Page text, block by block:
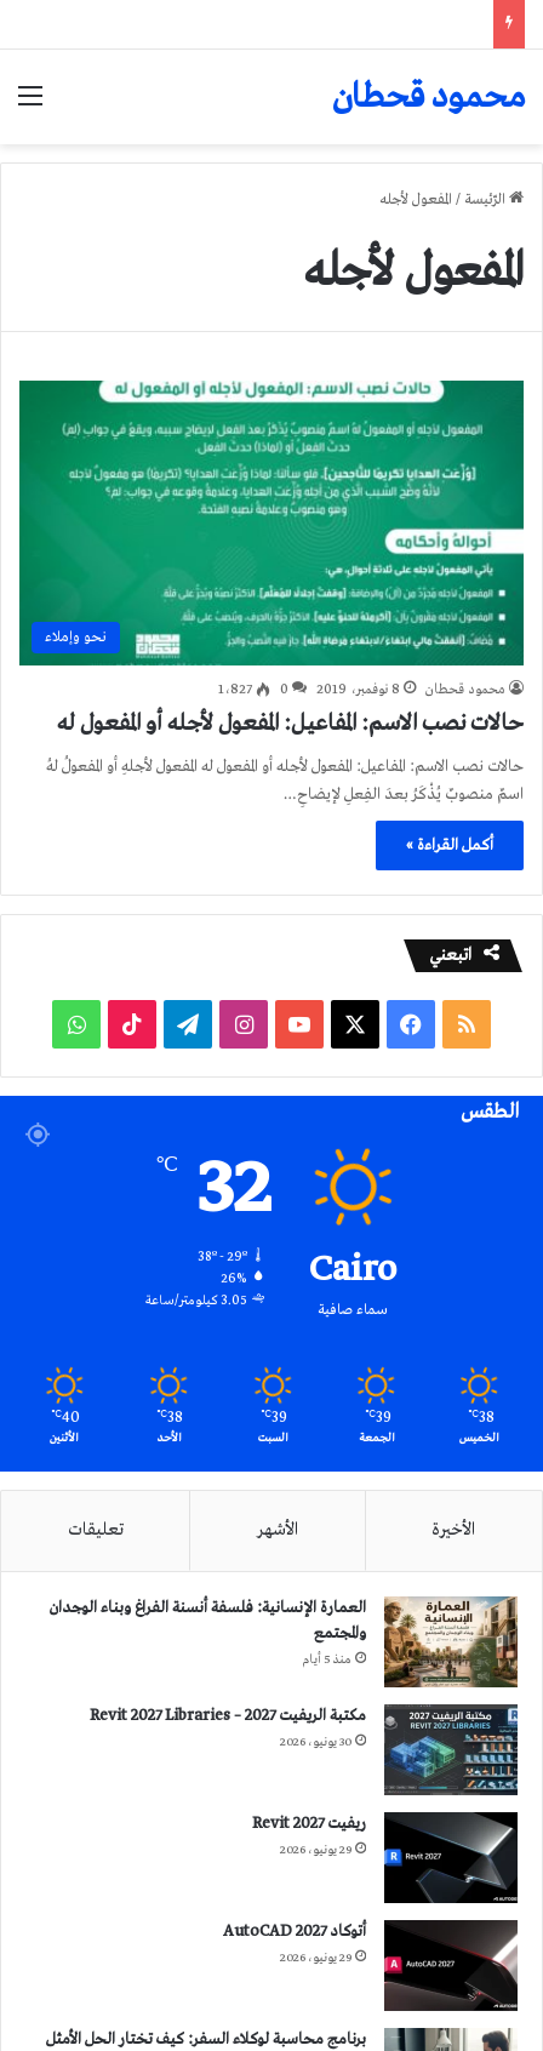
محمود قحطان
الرّئيسة / المفعول لأجله
المفعول لأجله
نحو وإملاء
محمود قحطان 8 نوفمبر، 2019 0 1٬827
حالات نصب الاسم: المفاعيل: المفعول لأجله أو المفعول له
حالات نصب الاسم: المفاعيل: المفعول لأجله أو المفعول له المفعول لأجلهِ أو المفعولُ لهُ
اسمٌ منصوبٌ يُذْكَرُ بعدَ الفِعلِ لإيضاحِ…
أكمل القراءة »
اتبعني
ملخص
الموقع
فيسبوك ‫YouTubeانستقرامتيلقرام ‫TikTokواتساب
الطقس
Cairo
سماء صافية
32
℃
38º - 29º
26%
3.05 كيلومتر/ساعة
38
℃
الخميس
39
℃
الجمعة
39
℃
السبت
38
℃
الأحد
40
℃
الأثنين
الأخيرة الأشهر تعليقات
العمارة الإنسانية: فلسفة أنسنة الفراغ وبناء الوجدان
والمجتمع
منذ 5 أيام
مكتبة الريفيت 2027 – Revit 2027 Libraries
30 يونيو، 2026
ريفيت 2027 Revit
29 يونيو، 2026
أتوكاد 2027 AutoCAD
29 يونيو، 2026
برنامج محاسبة لوكلاء السفر: كيف تختار الحل الأمثل